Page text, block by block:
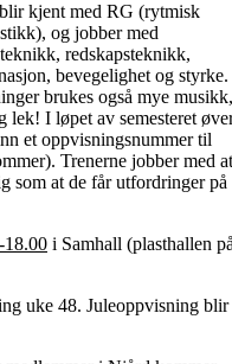
kjent med RG (rytmisk
og jobber med
redskapsteknikk,
bevegelighet og styrke.
brukes også mye musikk,
lek! I løpet av semesteret
et oppvisningsnummer til
Trenerne jobber med at
som at de får utfordringer på
18.00 i Samhall (plasthallen
uke 48. Juleoppvisning blir